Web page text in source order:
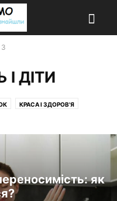
3
І ДІТИ
КРАСА І ЗДОРОВ'Я
СІМ'Я ТА СТОСУНКИ
як